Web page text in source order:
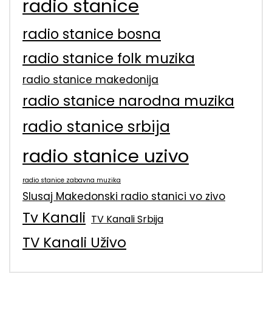
radio stanice
radio stanice bosna
radio stanice folk muzika
radio stanice makedonija
radio stanice narodna muzika
radio stanice srbija
radio stanice uzivo
radio stanice zabavna muzika
Slusaj Makedonski radio stanici vo zivo
Tv Kanali TV Kanali Srbija
TV Kanali Uživo